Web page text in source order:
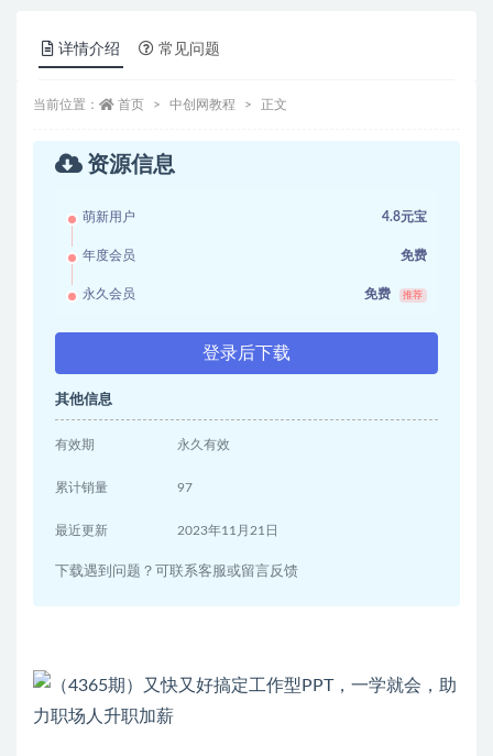
详情介绍 常见问题
当前位置： 首页 中创网教程 正文
资源信息
萌新用户 4.8元宝
年度会员 免费
永久会员 免费 推荐
登录后下载
其他信息
有效期 永久有效
累计销量 97
最近更新 2023年11月21日
下载遇到问题？可联系客服或留言反馈